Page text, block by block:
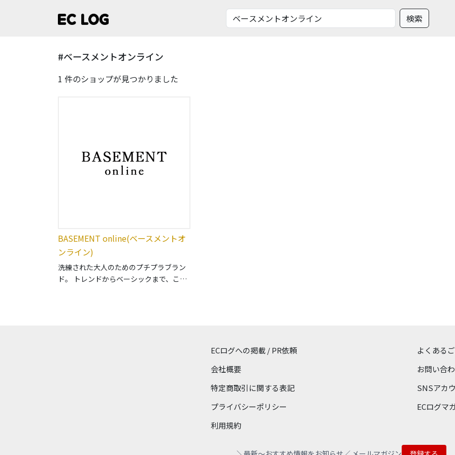
#ベースメントオンライン
1 件のショップが見つかりました
BASEMENT online(ベースメントオ
ンライン)
洗練された大人のためのプチプラブラン
ド。 トレンドからベーシックまで、こだ
ECログへの掲載 / PR依頼
会社概要
特定商取引に関する表記
プライバシーポリシー
利用規約
よくある
お問い合
SNSアカ
ECログマ